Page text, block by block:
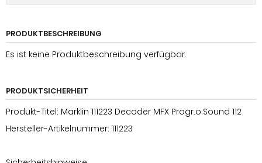
PRODUKTBESCHREIBUNG
Es ist keine Produktbeschreibung verfügbar.
PRODUKTSICHERHEIT
Produkt-Titel: Märklin 111223 Decoder MFX Progr.o.Sound 112
Hersteller-Artikelnummer: 111223